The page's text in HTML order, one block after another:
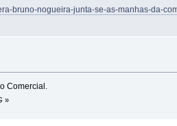
bruno-nogueira-junta-se-as-manhas-da-
Comercial.
»